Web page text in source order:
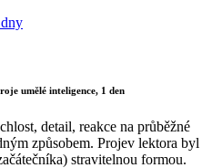
umělé inteligence, 1 den
detail, reakce na průběžné
způsobem. Projev lektora byl
stravitelnou formou.